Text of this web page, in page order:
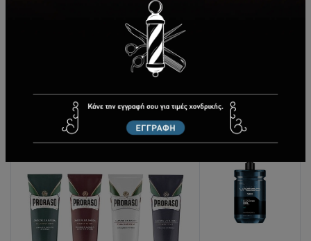
Εργαλεία-Αξεσουάρ ξυρίσματος